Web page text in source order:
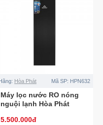
Hòa Phát Mã SP: HPN632
Máy lọc nước RO nóng
nguội lạnh Hòa Phát
5.500.000đ